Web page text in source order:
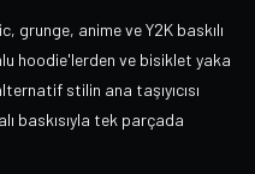
anime ve Y2K baskılı
hoodie'lerden ve bisiklet yaka
stilin ana taşıyıcısı
baskısıyla tek parçada